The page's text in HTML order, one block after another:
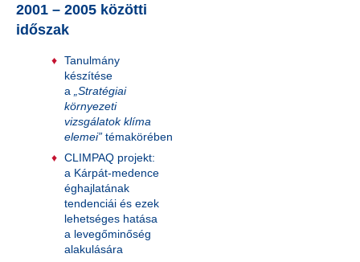
2001 – 2005 közötti
időszak
Tanulmány
készítése
a
„Stratégiai
környezeti
vizsgálatok klíma
elemei” témakörében
CLIMPAQ projekt:
a Kárpát-medence
éghajlatának
tendenciái és ezek
lehetséges hatása
a levegőminőség
alakulására